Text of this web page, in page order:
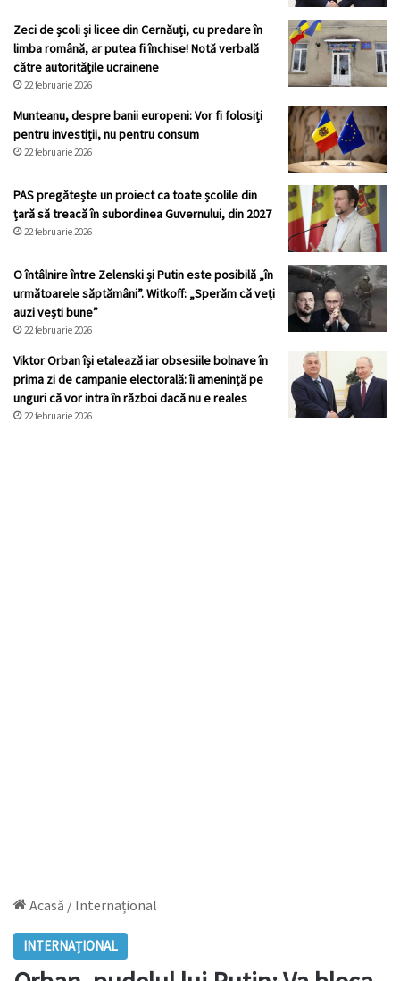
Zeci de școli și licee din Cernăuți, cu predare în
limba română, ar putea fi închise! Notă verbală
către autoritățile ucrainene
22 februarie 2026
Munteanu, despre banii europeni: Vor fi folosiți
pentru investiții, nu pentru consum
22 februarie 2026
PAS pregătește un proiect ca toate școlile din
țară să treacă în subordinea Guvernului, din 2027
22 februarie 2026
O întâlnire între Zelenski și Putin este posibilă „în
următoarele săptămâni”. Witkoff: „Sperăm că veți
auzi vești bune”
22 februarie 2026
Viktor Orban își etalează iar obsesiile bolnave în
prima zi de campanie electorală: îi amenință pe
unguri că vor intra în război dacă nu e reales
22 februarie 2026